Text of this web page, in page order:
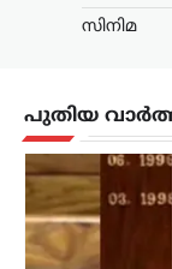
സിനിമ
പുതിയ